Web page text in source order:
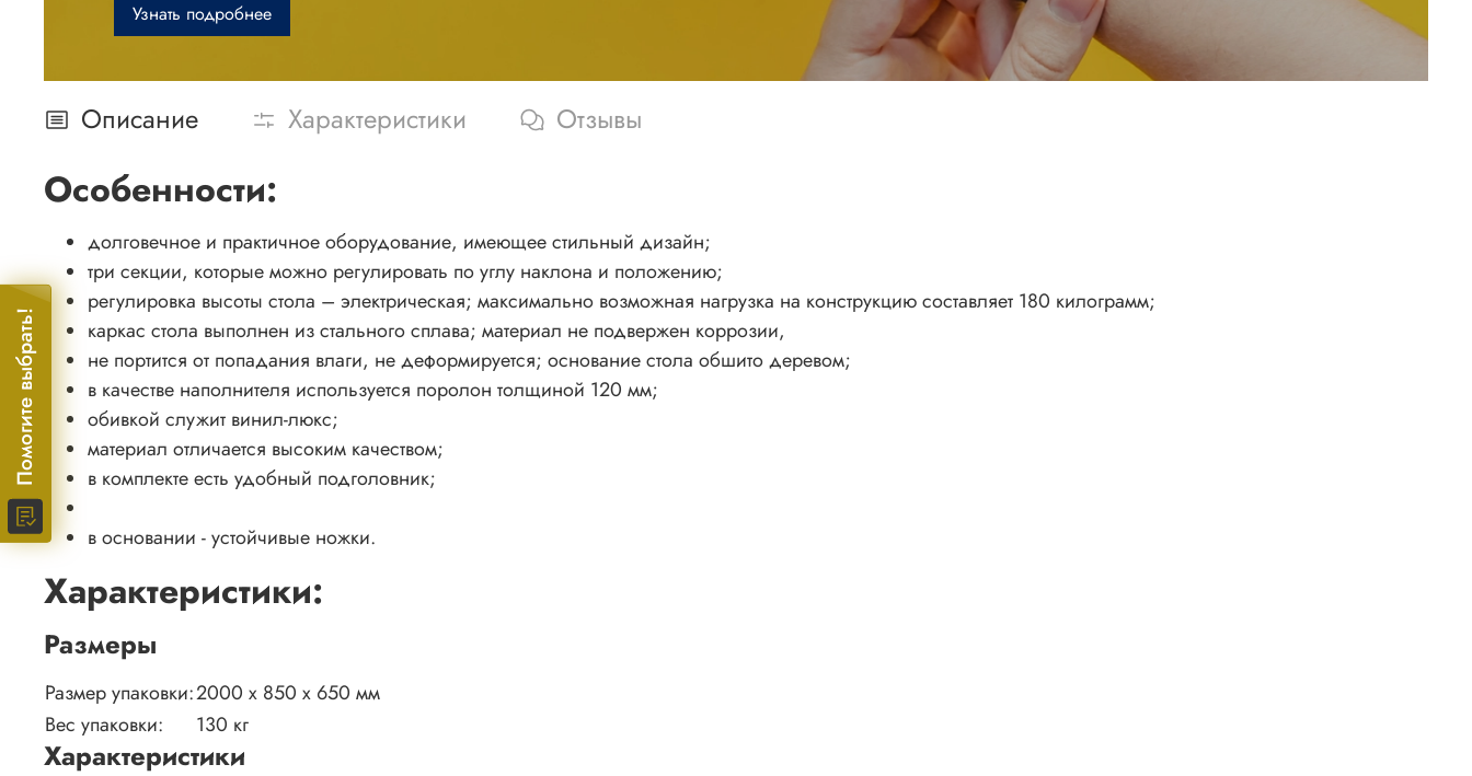
Помогите выбрать!
Узнать подробнее
Описание Характеристики Отзывы
Особенности:
долговечное и практичное оборудование, имеющее стильный дизайн;
три секции, которые можно регулировать по углу наклона и положению;
регулировка высоты стола – электрическая; максимально возможная нагрузка на конструкцию составляет 180 килограмм;
каркас стола выполнен из стального сплава; материал не подвержен коррозии,
не портится от попадания влаги, не деформируется; основание стола обшито деревом;
в качестве наполнителя используется поролон толщиной 120 мм;
обивкой служит винил-люкс;
материал отличается высоким качеством;
в комплекте есть удобный подголовник;
в основании - устойчивые ножки.
Характеристики:
Размеры
Размер упаковки:2000 х 850 х 650 мм
Вес упаковки:
130 кг
Характеристики